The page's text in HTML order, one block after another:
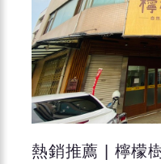
熱銷推薦 | 檸檬